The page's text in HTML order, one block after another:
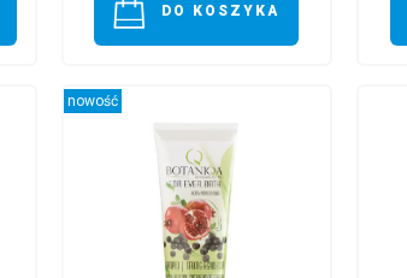
DO KOSZYKA
nowość